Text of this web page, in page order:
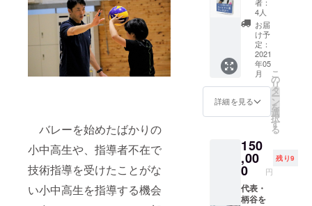
バレーを始めたばかりの
小中高生や、指導者不在で
技術指導を受けたことがな
い小中高生を指導する機会
す！
サー
ブ、レ
シー
ブ、ス
パイク
の応用
編と基
礎編か
らお好
けしま
す。 詳
細は下
記から
ご覧下
さい。
修のス
パイク
練習専
用アシ
スター
１個
（定価
16280
円）。
ミート
する感
えるこ
とがで
きる唯
一のサ
ポー
ターで
4人
お届
け予
定：
2021
年05
月
詳細を見る
こ
の
リ
タ
ー
ン
を
選
択
す
る
150
,00
0 円
残り9
代表・
柄谷を